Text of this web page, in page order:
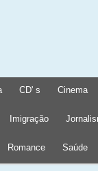
CD' s Cinema
Imigração
Romance Saúde